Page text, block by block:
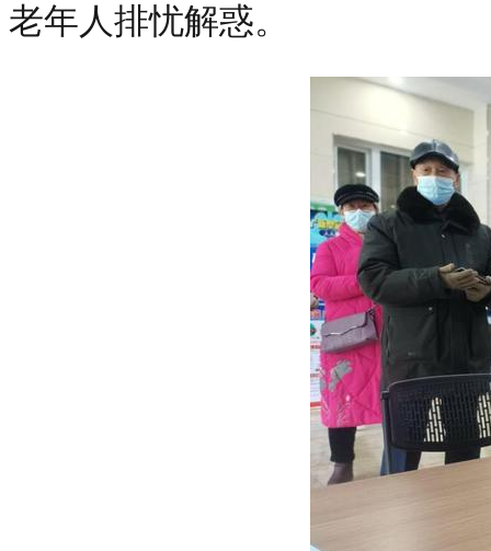
老年人排忧解惑。